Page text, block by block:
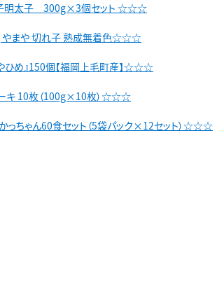
明太子 300g×3個セット ☆☆☆
やまや 切れ子 熟成無着色☆☆☆
め』150個【福岡上毛町産】☆☆☆
キ 10枚（100g×10枚）☆☆☆
ちゃん60食セット（5袋パック×12セット）☆☆☆